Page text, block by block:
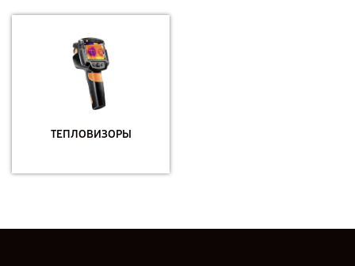
ТЕПЛОВИЗОРЫ